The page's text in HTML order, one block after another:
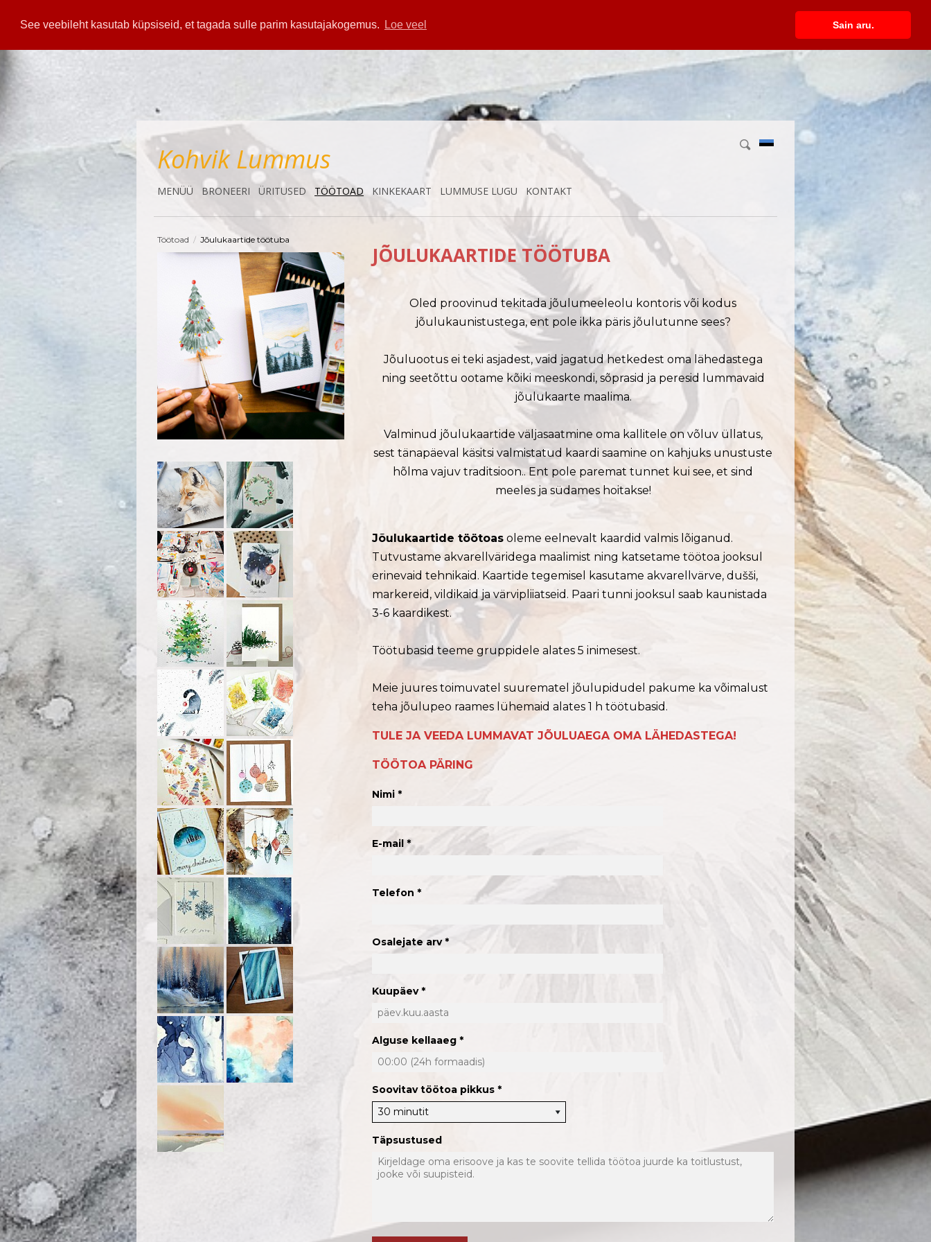
See veebileht kasutab küpsiseid, et tagada sulle parim kasutajakogemus. Loe veel Sain aru.
Kohvik Lummus
MENÜÜ BRONEERI ÜRITUSED TÖÖTOAD KINKEKAART LUMMUSE LUGU KONTAKT
Töötoad / Jõulukaartide töötuba
JÕULUKAARTIDE TÖÖTUBA
Oled proovinud tekitada jõulumeeleolu kontoris või kodus
jõulukaunistustega, ent pole ikka päris jõulutunne sees?
Jõuluootus ei teki asjadest, vaid jagatud hetkedest oma lähedastega
ning seetõttu ootame kõiki meeskondi, sõprasid ja peresid lummavaid
jõulukaarte maalima.
Valminud jõulukaartide väljasaatmine oma kallitele on võluv üllatus,
sest tänapäeval käsitsi valmistatud kaardi saamine on kahjuks unustuste
hõlma vajuv traditsioon.. Ent pole paremat tunnet kui see, et sind
meeles ja südames hoitakse!
Jõulukaartide töötoas oleme eelnevalt kaardid valmis lõiganud.
Tutvustame akvarellväridega maalimist ning katsetame töötoa jooksul
erinevaid tehnikaid. Kaartide tegemisel kasutame akvarellvärve, dušši,
markereid, vildikaid ja värvipliiatseid. Paari tunni jooksul saab kaunistada
3-6 kaardikest.
Töötubasid teeme gruppidele alates 5 inimesest.
Meie juures toimuvatel suurematel jõulupidudel pakume ka võimalust
teha jõulupeo raames lühemaid alates 1 h töötubasid.
TULE JA VEEDA LUMMAVAT JÕULUAEGA OMA LÄHEDASTEGA!
TÖÖTOA PÄRING
Nimi
E-mail
Telefon
Osalejate arv
Kuupäev
Alguse kellaaeg
Soovitav töötoa pikkus
Täpsustused